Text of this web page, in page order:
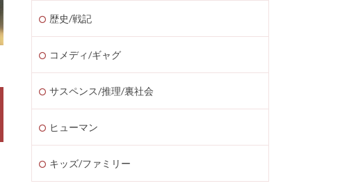
歴史/戦記
コメディ/ギャグ
サスペンス/推理/裏社会
ヒューマン
キッズ/ファミリー